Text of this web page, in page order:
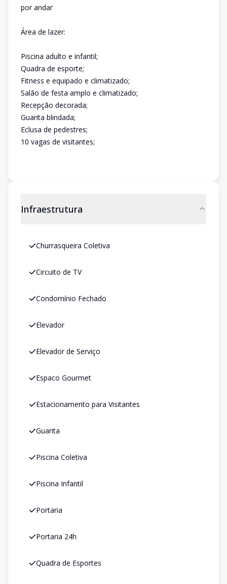
por andar
Área de lazer:
Piscina adulto e infantil;
Quadra de esporte;
Fitness e equipado e climatizado;
Salão de festa amplo e climatizado;
Recepção decorada;
Guarita blindada;
Eclusa de pedestres;
10 vagas de visitantes;
Infraestrutura
Churrasqueira Coletiva
Circuito de TV
Condomínio Fechado
Elevador
Elevador de Serviço
Espaco Gourmet
Estacionamento para Visitantes
Guarita
Piscina Coletiva
Piscina Infantil
Portaria
Portaria 24h
Quadra de Esportes